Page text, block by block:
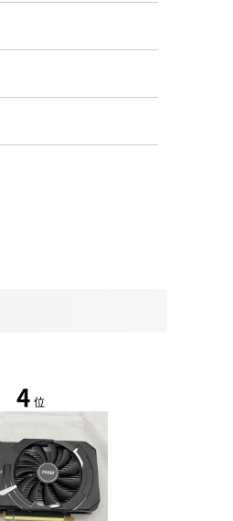
4 位